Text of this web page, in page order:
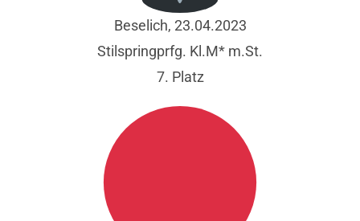
Beselich, 23.04.2023
Stilspringprfg. Kl.M* m.St.
7. Platz